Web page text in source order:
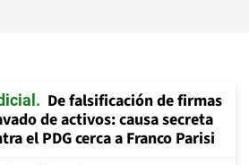
De falsificación de firmas
de activos: causa secreta
el PDG cerca a Franco Parisi